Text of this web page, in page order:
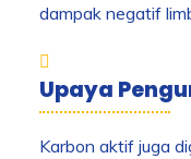
dampak negatif
Upaya
Karbon aktif juga